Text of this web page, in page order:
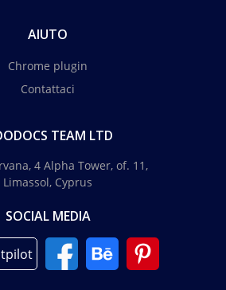
AIUTO
Chrome plugin
Contattaci
TEAM LTD
4 Alpha Tower, of. 11,
Limassol, Cyprus
SOCIAL MEDIA